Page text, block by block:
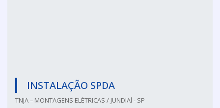
INSTALAÇÃO SPDA
TNJA – MONTAGENS ELÉTRICAS / JUNDIAÍ - SP